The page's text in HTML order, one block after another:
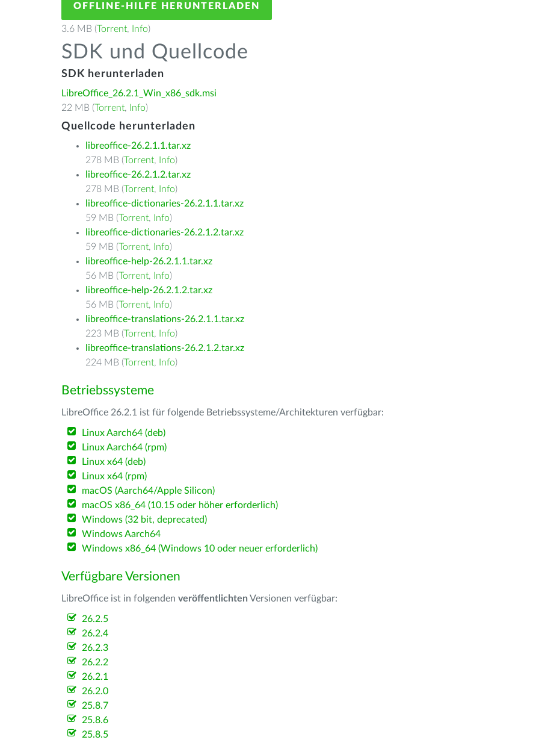
OFFLINE-HILFE HERUNTERLADEN
3.6 MB (Torrent, Info)
SDK und Quellcode
SDK herunterladen
LibreOffice_26.2.1_Win_x86_sdk.msi
22 MB (Torrent, Info)
Quellcode herunterladen
libreoffice-26.2.1.1.tar.xz
278 MB (Torrent, Info)
libreoffice-26.2.1.2.tar.xz
278 MB (Torrent, Info)
libreoffice-dictionaries-26.2.1.1.tar.xz
59 MB (Torrent, Info)
libreoffice-dictionaries-26.2.1.2.tar.xz
59 MB (Torrent, Info)
libreoffice-help-26.2.1.1.tar.xz
56 MB (Torrent, Info)
libreoffice-help-26.2.1.2.tar.xz
56 MB (Torrent, Info)
libreoffice-translations-26.2.1.1.tar.xz
223 MB (Torrent, Info)
libreoffice-translations-26.2.1.2.tar.xz
224 MB (Torrent, Info)
Betriebssysteme
LibreOffice 26.2.1 ist für folgende Betriebssysteme/Architekturen verfügbar:
Linux Aarch64 (deb)
Linux Aarch64 (rpm)
Linux x64 (deb)
Linux x64 (rpm)
macOS (Aarch64/Apple Silicon)
macOS x86_64 (10.15 oder höher erforderlich)
Windows (32 bit, deprecated)
Windows Aarch64
Windows x86_64 (Windows 10 oder neuer erforderlich)
Verfügbare Versionen
LibreOffice ist in folgenden veröffentlichten Versionen verfügbar:
26.2.5
26.2.4
26.2.3
26.2.2
26.2.1
26.2.0
25.8.7
25.8.6
25.8.5